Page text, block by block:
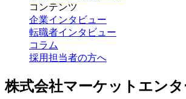
コンテンツ
企業インタビュー
転職者インタビュー
コラム
採用担当者の方へ
株式会社マーケットエン